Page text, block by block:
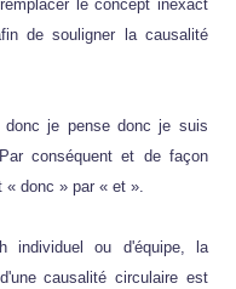
le concept inexact
de souligner la causalité
je pense donc je suis
conséquent et de façon
« donc » par « et ».
individuel ou d'équipe, la
causalité circulaire est